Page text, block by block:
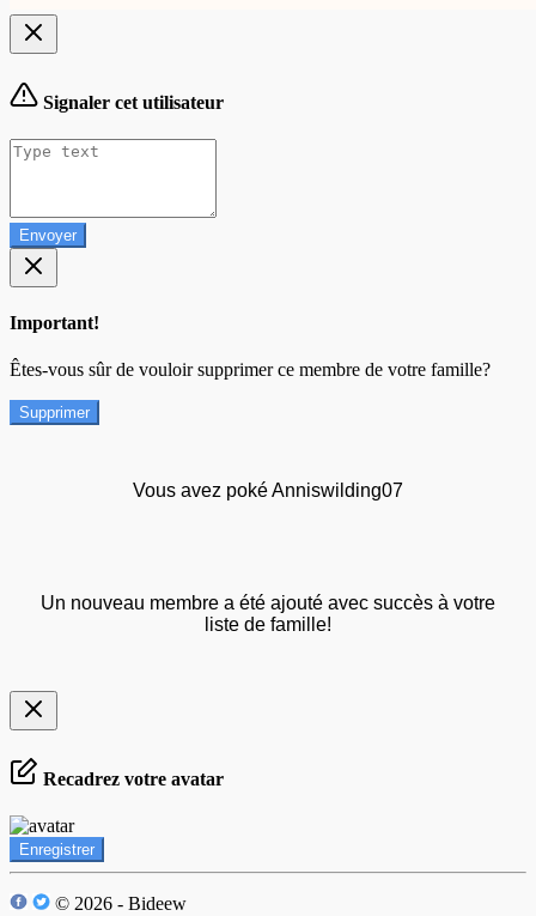
Signaler cet utilisateur
Envoyer
Important!
Êtes-vous sûr de vouloir supprimer ce membre de votre famille?
Supprimer
Vous avez poké Anniswilding07
Un nouveau membre a été ajouté avec succès à votre
liste de famille!
Recadrez votre avatar
Enregistrer
© 2026 - Bideew